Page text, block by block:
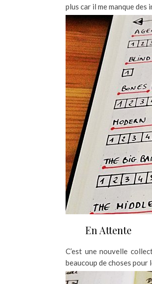
plus car il me manque
En Attente
C’est une nouvelle
beaucoup de choses pour